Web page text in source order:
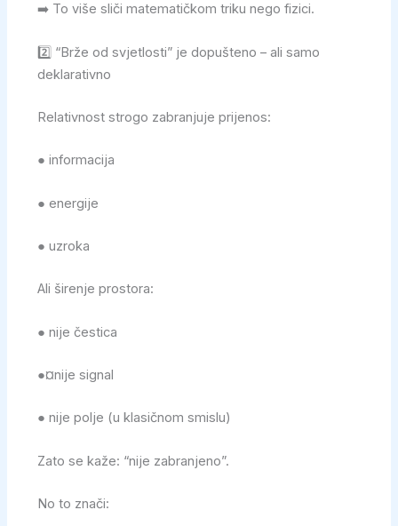
➡️ To više sliči matematičkom triku nego fizici.
2️⃣ “Brže od svjetlosti” je dopušteno – ali samo
deklarativno
Relativnost strogo zabranjuje prijenos:
● informacija
● energije
● uzroka
Ali širenje prostora:
● nije čestica
●¤nije signal
● nije polje (u klasičnom smislu)
Zato se kaže: “nije zabranjeno”.
No to znači: